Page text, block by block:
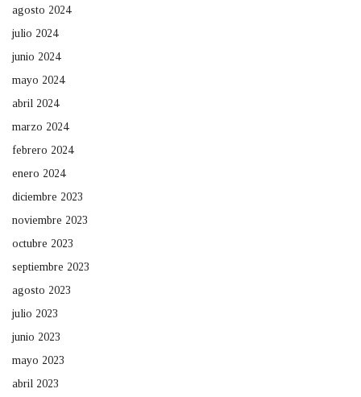
agosto 2024
julio 2024
junio 2024
mayo 2024
abril 2024
marzo 2024
febrero 2024
enero 2024
diciembre 2023
noviembre 2023
octubre 2023
septiembre 2023
agosto 2023
julio 2023
junio 2023
mayo 2023
abril 2023